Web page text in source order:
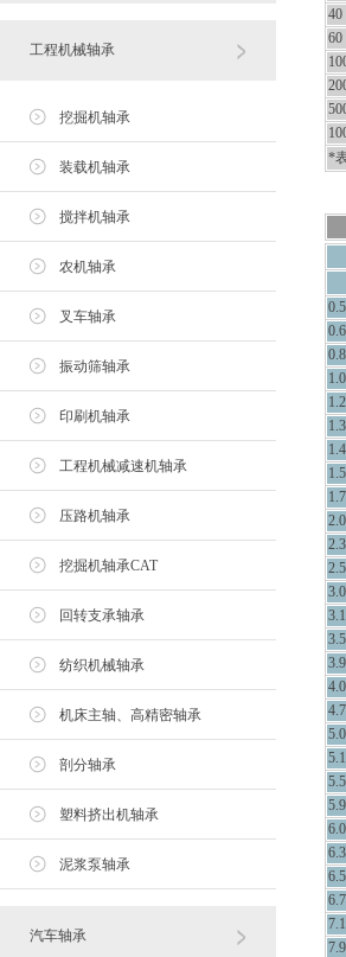
工程机械轴承
挖掘机轴承
装载机轴承
搅拌机轴承
农机轴承
叉车轴承
振动筛轴承
印刷机轴承
工程机械减速机轴承
压路机轴承
挖掘机轴承CAT
回转支承轴承
纺织机械轴承
机床主轴、高精密轴承
剖分轴承
塑料挤出机轴承
泥浆泵轴承
汽车轴承
40
60
*